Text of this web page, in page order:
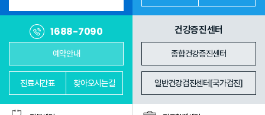
진료과 의료진
1688-7090
예약안내
진료시간표 찾아오시는길
건강증진센터
종합건강증진센터
일반건강검진센터[국가검진]